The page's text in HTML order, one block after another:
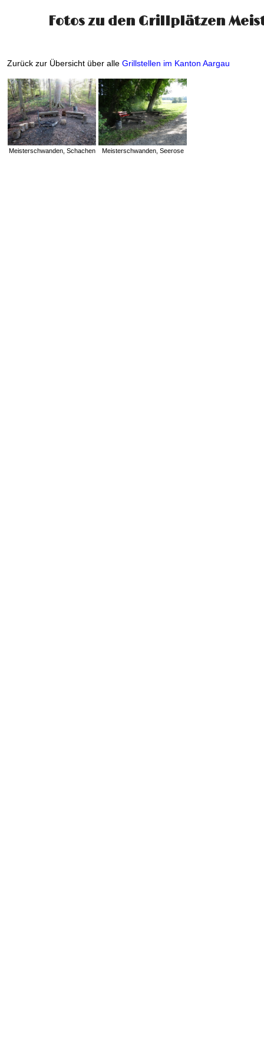
Fotos zu den Grillplätzen
Zurück zur Übersicht über alle Grillstellen im Kanton Aargau
Meisterschwanden, Schachen Meisterschwanden, Seerose